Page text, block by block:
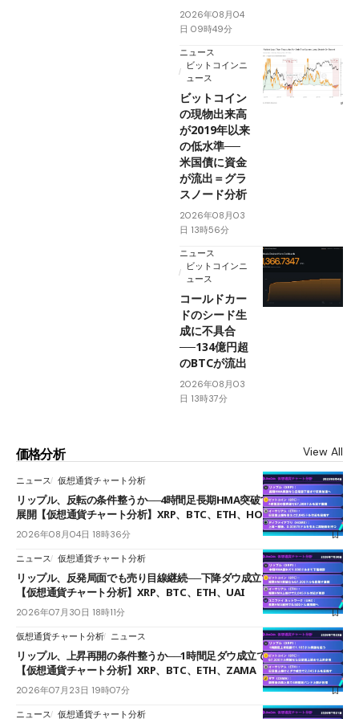
2026年08月04
日 09時49分
ニュース
ビットコインニ
ュース
ビットコイン
の現物出来高
が2019年以来
の低水準──
米国債に資金
が流出＝グラ
スノード分析
2026年08月03
日 13時56分
ニュース
ビットコインニ
ュース
コールドカー
ドのシード生
成に不具合
──134億円超
のBTCが流出
2026年08月03
日 13時37分
価格分析 View All
ニュース 仮想通貨チャート分析
リップル、反転の条件整うか──4時間足長期HMA突破で雲下端を目指す
展開【仮想通貨チャート分析】XRP、BTC、ETH、HOME
2026年08月04日 18時36分
ニュース 仮想通貨チャート分析
リップル、反発局面でも売り目線継続──下降ダウ成立で下値追う展開
【仮想通貨チャート分析】XRP、BTC、ETH、UAI
2026年07月30日 18時11分
仮想通貨チャート分析 ニュース
リップル、上昇再開の条件整うか──1時間足ダウ成立で1.185ドルを狙う
【仮想通貨チャート分析】XRP、BTC、ETH、ZAMA
2026年07月23日 19時07分
ニュース 仮想通貨チャート分析